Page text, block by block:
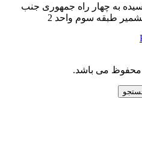
به چهار راه جمهوری جنب
محفوظ می باشد.